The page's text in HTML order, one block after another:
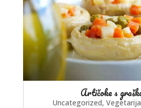
Artičoke s
Uncategorized,